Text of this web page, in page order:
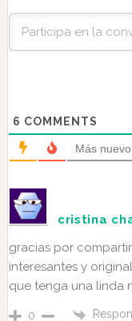
6 COMMENTS
Más nuevo
cristina
gracias por
interesantes y
que tenga una linda
0